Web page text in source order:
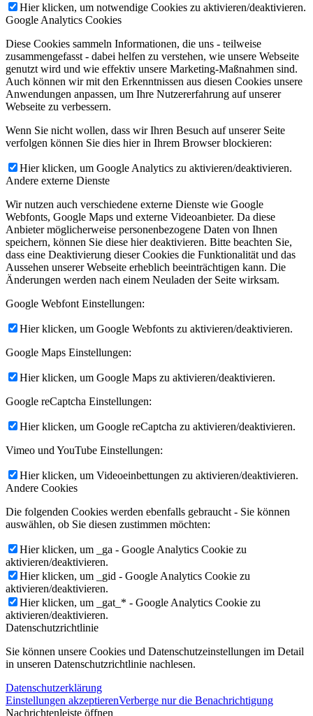
Hier klicken, um notwendige Cookies zu aktivieren/deaktivieren.
Google Analytics Cookies
Diese Cookies sammeln Informationen, die uns - teilweise
zusammengefasst - dabei helfen zu verstehen, wie unsere Webseite
genutzt wird und wie effektiv unsere Marketing-Maßnahmen sind.
Auch können wir mit den Erkenntnissen aus diesen Cookies unsere
Anwendungen anpassen, um Ihre Nutzererfahrung auf unserer
Webseite zu verbessern.
Wenn Sie nicht wollen, dass wir Ihren Besuch auf unserer Seite
verfolgen können Sie dies hier in Ihrem Browser blockieren:
Hier klicken, um Google Analytics zu aktivieren/deaktivieren.
Andere externe Dienste
Wir nutzen auch verschiedene externe Dienste wie Google
Webfonts, Google Maps und externe Videoanbieter. Da diese
Anbieter möglicherweise personenbezogene Daten von Ihnen
speichern, können Sie diese hier deaktivieren. Bitte beachten Sie,
dass eine Deaktivierung dieser Cookies die Funktionalität und das
Aussehen unserer Webseite erheblich beeinträchtigen kann. Die
Änderungen werden nach einem Neuladen der Seite wirksam.
Google Webfont Einstellungen:
Hier klicken, um Google Webfonts zu aktivieren/deaktivieren.
Google Maps Einstellungen:
Hier klicken, um Google Maps zu aktivieren/deaktivieren.
Google reCaptcha Einstellungen:
Hier klicken, um Google reCaptcha zu aktivieren/deaktivieren.
Vimeo und YouTube Einstellungen:
Hier klicken, um Videoeinbettungen zu aktivieren/deaktivieren.
Andere Cookies
Die folgenden Cookies werden ebenfalls gebraucht - Sie können
auswählen, ob Sie diesen zustimmen möchten:
Hier klicken, um _ga - Google Analytics Cookie zu
aktivieren/deaktivieren.
Hier klicken, um _gid - Google Analytics Cookie zu
aktivieren/deaktivieren.
Hier klicken, um _gat_* - Google Analytics Cookie zu
aktivieren/deaktivieren.
Datenschutzrichtlinie
Sie können unsere Cookies und Datenschutzeinstellungen im Detail
in unseren Datenschutzrichtlinie nachlesen.
Datenschutzerklärung
Einstellungen akzeptierenVerberge nur die Benachrichtigung
Nachrichtenleiste öffnen